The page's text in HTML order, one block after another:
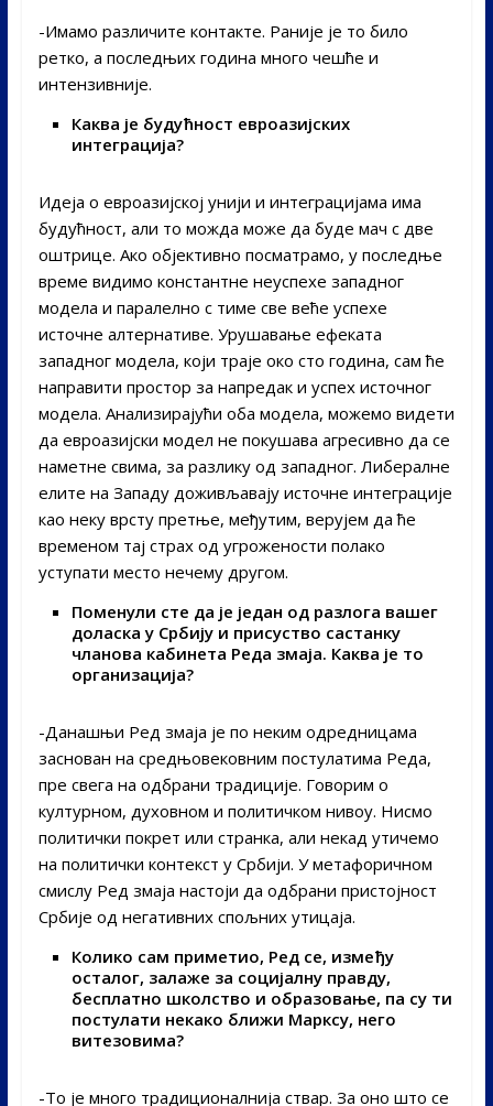
-Имамо различите контакте. Раније је то било
ретко, а последњих година много чешће и
интензивније.
Каква је будућност евроазијских
интеграција?
Идеја о евроазијској унији и интеграцијама има
будућност, али то можда може да буде мач с две
оштрице. Ако објективно посматрамо, у последње
време видимо константне неуспехе западног
модела и паралелно с тиме све веће успехе
источне алтернативе. Урушавање ефеката
западног модела, који траје око сто година, сам ће
направити простор за напредак и успех источног
модела. Анализирајући оба модела, можемо видети
да евроазијски модел не покушава агресивно да се
наметне свима, за разлику од западног. Либералне
елите на Западу доживљавају источне интеграције
као неку врсту претње, међутим, верујем да ће
временом тај страх од угрожености полако
уступати место нечему другом.
Поменули сте да је један од разлога вашег
доласка у Србију и присуство састанку
чланова кабинета Реда змаја. Каква је то
организација?
-Данашњи Ред змаја је по неким одредницама
заснован на средњовековним постулатима Реда,
пре свега на одбрани традиције. Говорим о
културном, духовном и политичком нивоу. Нисмо
политички покрет или странка, али некад утичемо
на политички контекст у Србији. У метафоричном
смислу Ред змаја настоји да одбрани пристојност
Србије од негативних спољних утицаја.
Колико сам приметио, Ред се, између
осталог, залаже за социјалну правду,
бесплатно школство и образовање, па су ти
постулати некако ближи Марксу, него
витезовима?
-То је много традиционалнија ствар. За оно што се